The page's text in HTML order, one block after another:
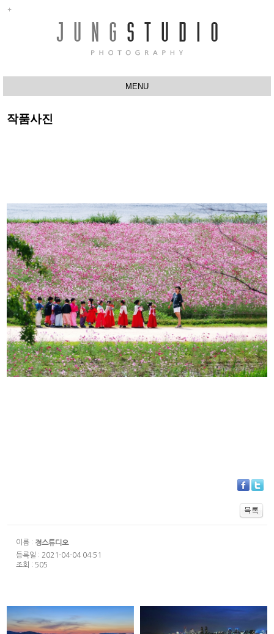
MENU
스튜디오
작품사진
Q&A
PRODUCT
작품사진
이름 : 정스튜디오
등록일 : 2021-04-04 04:51
조회 : 505